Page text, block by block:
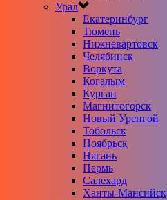
Урал
Екатеринбург
Тюмень
Нижневартовск
Челябинск
Воркута
Когалым
Курган
Магнитогорск
Новый Уренгой
Тобольск
Ноябрьск
Нягань
Пермь
Салехард
Ханты-Мансийск